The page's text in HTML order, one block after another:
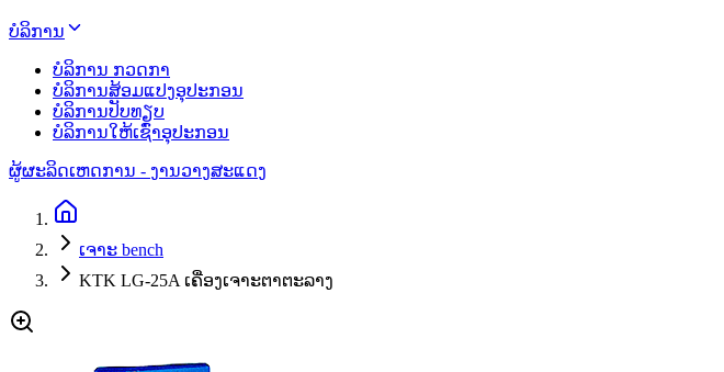
ບໍລິການ
ບໍລິການ ກວດກາ
ບໍລິການສ້ອມແປງອຸປະກອນ
ບໍລິການປັບທຽບ
ບໍລິການໃຫ້ເຊົ່າອຸປະກອນ
ຜູ້ຜະລິດເຫດການ - ງານວາງສະແດງ
ເຈາະ bench
KTK LG-25A ເຄື່ອງເຈາະຕາຕະລາງ